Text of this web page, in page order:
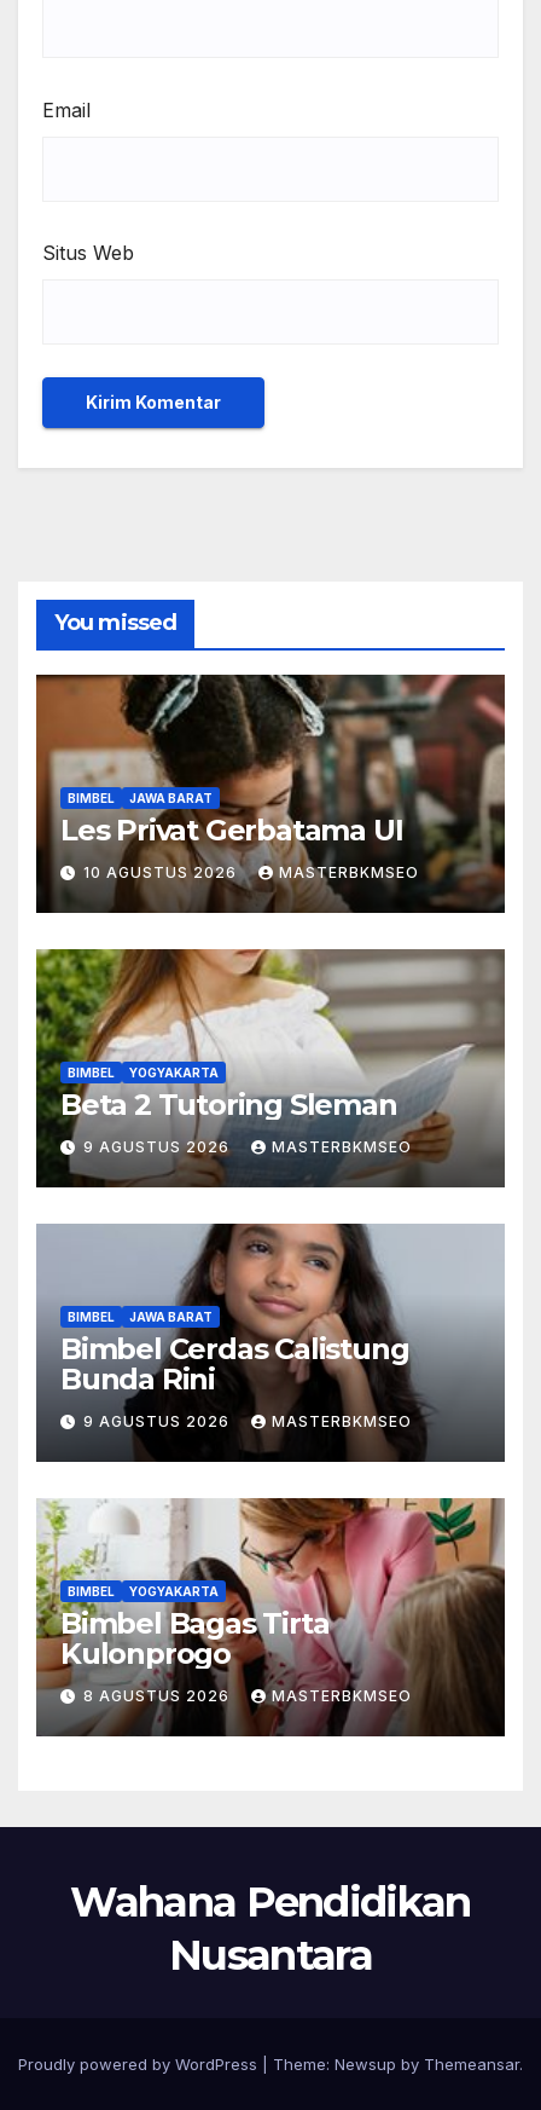
Email
Situs Web
You missed
BIMBEL JAWA BARAT
Les Privat Gerbatama UI
10 AGUSTUS 2026 MASTERBKMSEO
BIMBEL YOGYAKARTA
Beta 2 Tutoring Sleman
9 AGUSTUS 2026 MASTERBKMSEO
BIMBEL JAWA BARAT
Bimbel Cerdas Calistung
Bunda Rini
9 AGUSTUS 2026 MASTERBKMSEO
BIMBEL YOGYAKARTA
Bimbel Bagas Tirta
Kulonprogo
8 AGUSTUS 2026 MASTERBKMSEO
Wahana Pendidikan
Nusantara
Proudly powered by WordPress Theme: Newsup by Themeansar.